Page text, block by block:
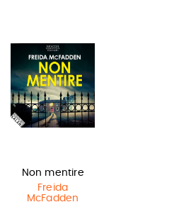
Non mentire
Freida
McFadden